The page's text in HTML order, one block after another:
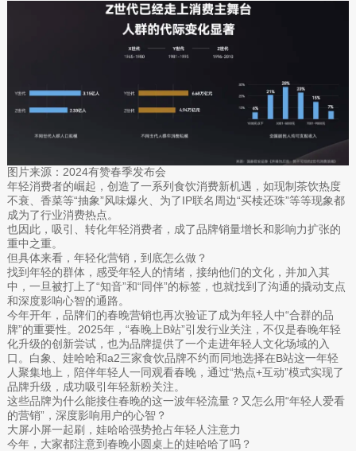
图片来源：2024有赞春季发布会
年轻消费者的崛起，创造了一系列食饮消费新机遇，如现制茶饮热度
不衰、香菜等“抽象”风味爆火、为了IP联名周边“买椟还珠”等等现象都
成为了行业消费热点。
也因此，吸引、转化年轻消费者，成了品牌销量增长和影响力扩张的
重中之重。
但具体来看，年轻化营销，到底怎么做？
找到年轻的群体，感受年轻人的情绪，接纳他们的文化，并加入其
中，一旦被打上了“知音”和“同伴”的标签，也就找到了沟通的撬动支点
和深度影响心智的通路。
今年开年，品牌们的春晚营销也再次验证了成为年轻人中“合群的品
牌”的重要性。2025年，“春晚上B站”引发行业关注，不仅是春晚年轻
化升级的创新尝试，也为品牌提供了一个走进年轻人文化场域的入
口。白象、娃哈哈和a2三家食饮品牌不约而同地选择在B站这一年轻
人聚集地上，陪伴年轻人一同观看春晚，通过“热点+互动”模式实现了
品牌升级，成功吸引年轻新粉关注。
这些品牌为什么能接住春晚的这一波年轻流量？又怎么用“年轻人爱看
的营销”，深度影响用户的心智？
大屏小屏一起刷，娃哈哈强势抢占年轻人注意力
今年，大家都注意到春晚小圆桌上的娃哈哈了吗？